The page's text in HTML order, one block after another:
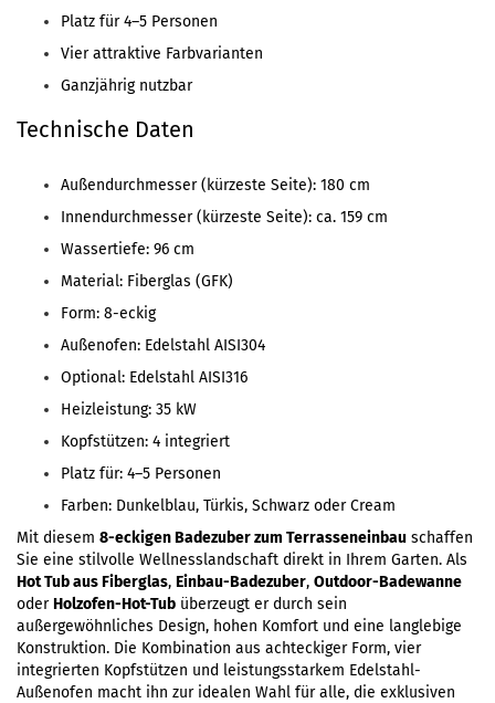
Platz für 4–5 Personen
Vier attraktive Farbvarianten
Ganzjährig nutzbar
Technische Daten
Außendurchmesser (kürzeste Seite): 180 cm
Innendurchmesser (kürzeste Seite): ca. 159 cm
Wassertiefe: 96 cm
Material: Fiberglas (GFK)
Form: 8-eckig
Außenofen: Edelstahl AISI304
Optional: Edelstahl AISI316
Heizleistung: 35 kW
Kopfstützen: 4 integriert
Platz für: 4–5 Personen
Farben: Dunkelblau, Türkis, Schwarz oder Cream
Mit diesem 8-eckigen Badezuber zum Terrasseneinbau schaffen
Sie eine stilvolle Wellnesslandschaft direkt in Ihrem Garten. Als
Hot Tub aus Fiberglas, Einbau-Badezuber, Outdoor-Badewanne
oderHolzofen-Hot-Tub überzeugt er durch sein
außergewöhnliches Design, hohen Komfort und eine langlebige
Konstruktion. Die Kombination aus achteckiger Form, vier
integrierten Kopfstützen und leistungsstarkem Edelstahl-
Außenofen macht ihn zur idealen Wahl für alle, die exklusiven